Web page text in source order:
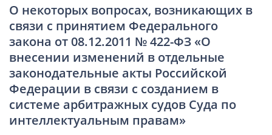
О некоторых вопросах, возникающих в
связи с принятием Федерального
закона от 08.12.2011 № 422-ФЗ «О
внесении изменений в отдельные
законодательные акты Российской
Федерации в связи с созданием в
системе арбитражных судов Суда по
интеллектуальным правам»